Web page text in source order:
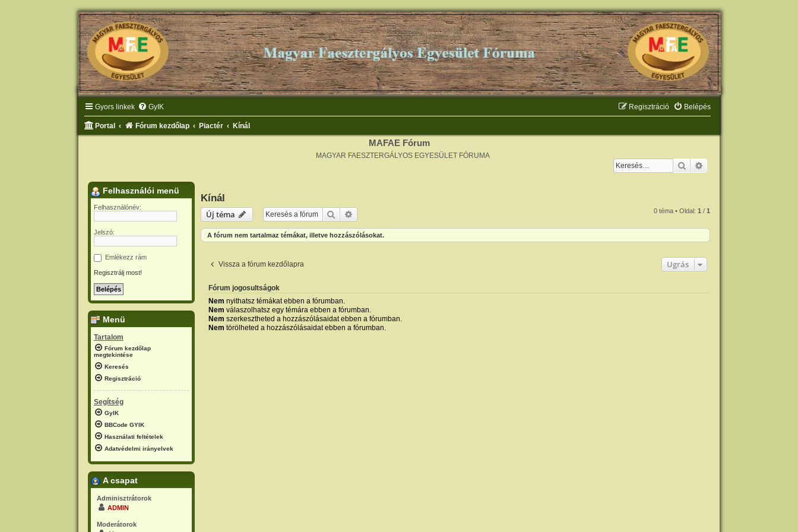
Gyors linkek GyIK Belépés
Regisztráció
Portal Fórum kezdőlap Piactér Kínál
MAFAE Fórum
MAGYAR FAESZTERGÁLYOS EGYESÜLET FÓRUMA
Keresés
Kínál
Új téma
Keresés 0 téma • Oldal:1 /1
A fórum nem tartalmaz témákat, illetve hozzászólásokat.
Vissza a fórum kezdőlapra Ugrás
Fórum jogosultságok
Nem nyithatsz témákat ebben a fórumban.
Nem válaszolhatsz egy témára ebben a fórumban.
Nem szerkesztheted a hozzászólásaidat ebben a fórumban.
Nem törölheted a hozzászólásaidat ebben a fórumban.
Felhasználói menü
Felhasználónév:
Jelszó:
Emlékezz rám
Regisztrálj most!
Menü
Tartalom
Fórum kezdőlap
megtekintése
Keresés
Regisztráció
Segítség
GyIK
BBCode GYIK
Használati feltételek
Adatvédelmi irányelvek
A csapat
Adminisztrátorok
ADMIN
Moderátorok